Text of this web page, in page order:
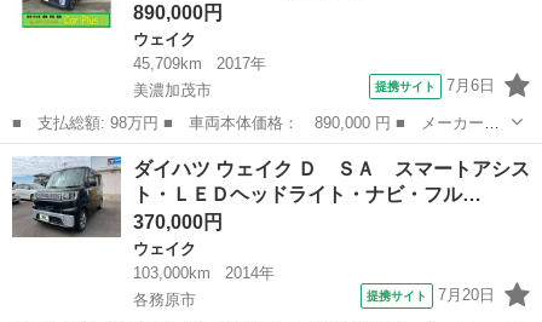
890,000円
ウェイク
45,709km
2017年
美濃加茂市
提携サイト 7月6日
■ 支払総額: 98万円 ■ 車両本体価格： 890,000 円 ■ メーカー
名： ダイハツ ■ 車種名： ウェイク ■ グレード名： Ｇター
ボ レジャーエディションＳＡＩＩ 純正ナビ ＥＴＣ ドラレコ
両側電動スライドド...
岐阜 美濃加茂市 ウェイク
ダイハツ ウェイク Ｄ ＳＡ スマートアシス
ト・ＬＥＤヘッドライト・ナビ・フル…
370,000円
ウェイク
103,000km
2014年
各務原市
提携サイト 7月20日